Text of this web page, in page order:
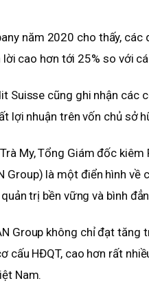
năm 2020 cho thấy, các
cao hơn tới 25% so với
Suisse cũng ghi nhận các
nhuận trên vốn chủ sở
My, Tổng Giám đốc
Group) là một điển hình
trị bền vững và bình
Group không chỉ đạt
cấu HĐQT, cao hơn rất
Nam.